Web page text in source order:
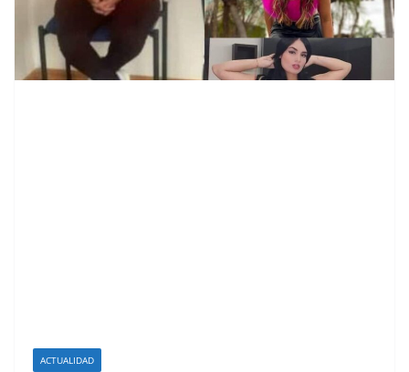
ACTUALIDAD